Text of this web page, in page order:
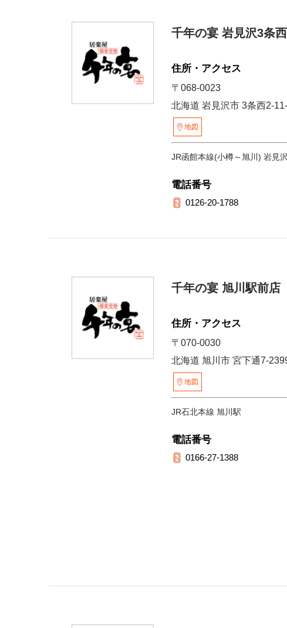
千年の宴 岩見沢3条
住所・アクセス
〒068-0023
北海道 岩見沢市 3条西2-
地図
JR函館本線(小樽～旭川) 岩見
電話番号
0126-20-1788
千年の宴 旭川駅前店
住所・アクセス
〒070-0030
北海道 旭川市 宮下通7-
地図
JR石北本線 旭川駅
電話番号
0166-27-1388